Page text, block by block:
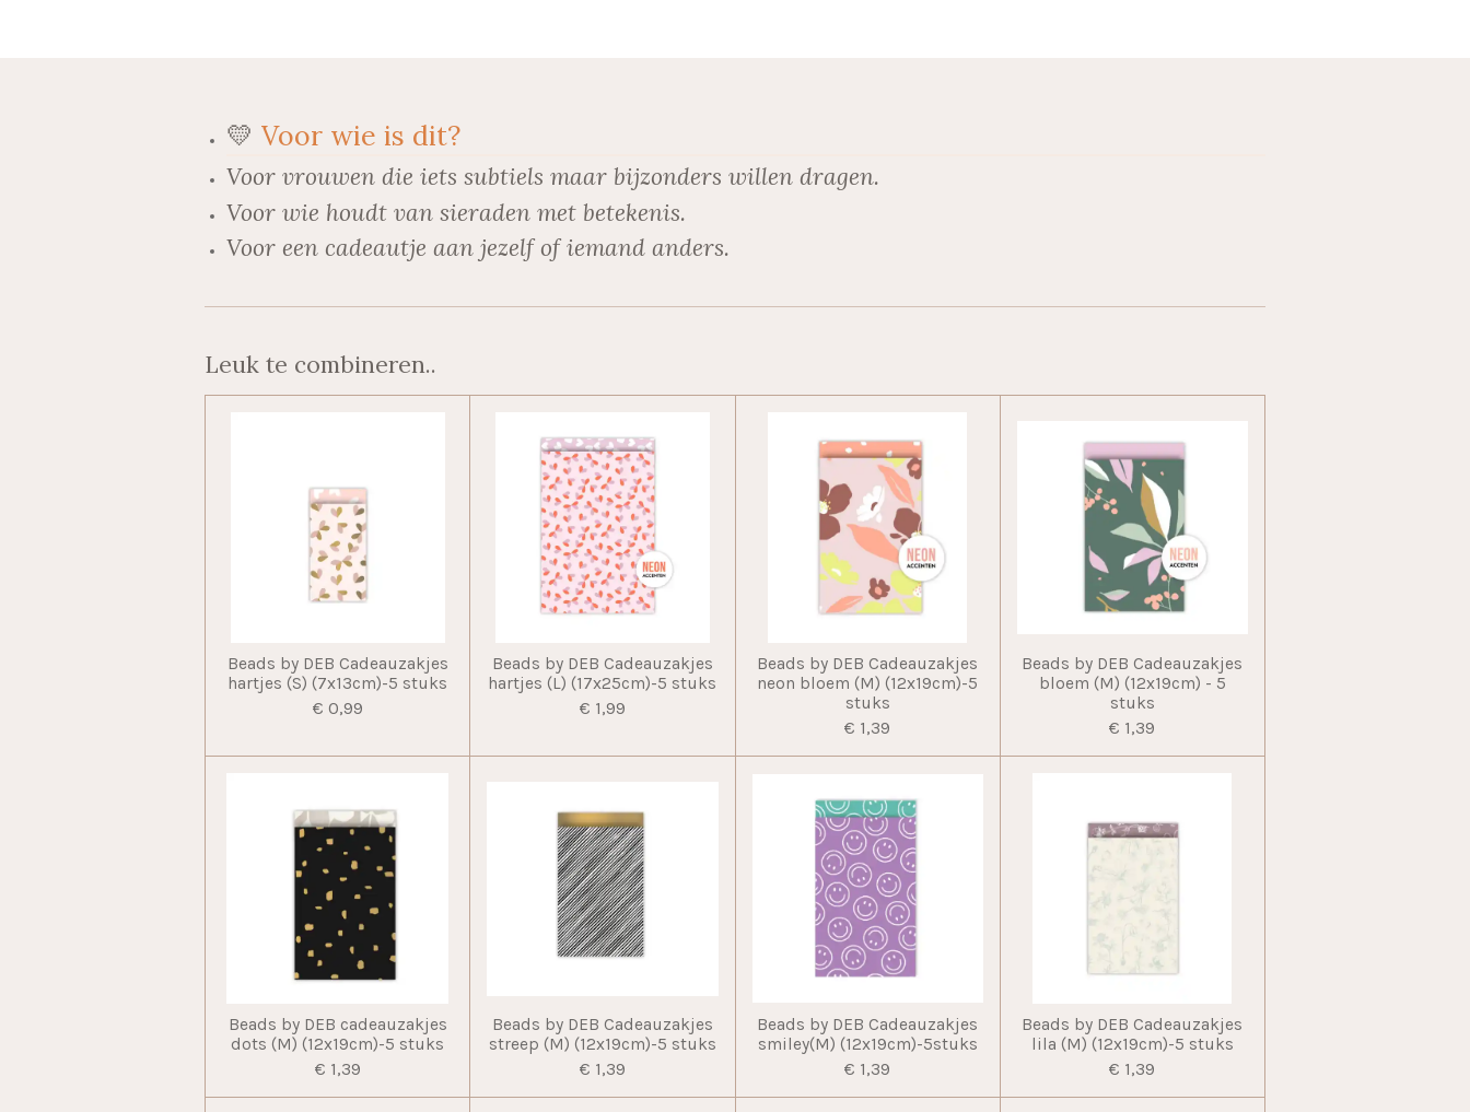
💛 Voor wie is dit?
Voor vrouwen die iets subtiels maar bijzonders willen dragen.
Voor wie houdt van sieraden met betekenis.
Voor een cadeautje aan jezelf of iemand anders.
Leuk te combineren..
Beads by DEB Cadeauzakjes
hartjes (S) (7x13cm)-5 stuks
€ 0,99
Beads by DEB Cadeauzakjes
hartjes (L) (17x25cm)-5 stuks
€ 1,99
Beads by DEB Cadeauzakjes
neon bloem (M) (12x19cm)-5
stuks
€ 1,39
Beads by DEB Cadeauzakjes
bloem (M) (12x19cm) - 5
stuks
€ 1,39
Beads by DEB cadeauzakjes
dots (M) (12x19cm)-5 stuks
€ 1,39
Beads by DEB Cadeauzakjes
streep (M) (12x19cm)-5 stuks
€ 1,39
Beads by DEB Cadeauzakjes
smiley(M) (12x19cm)-5stuks
€ 1,39
Beads by DEB Cadeauzakjes
lila (M) (12x19cm)-5 stuks
€ 1,39